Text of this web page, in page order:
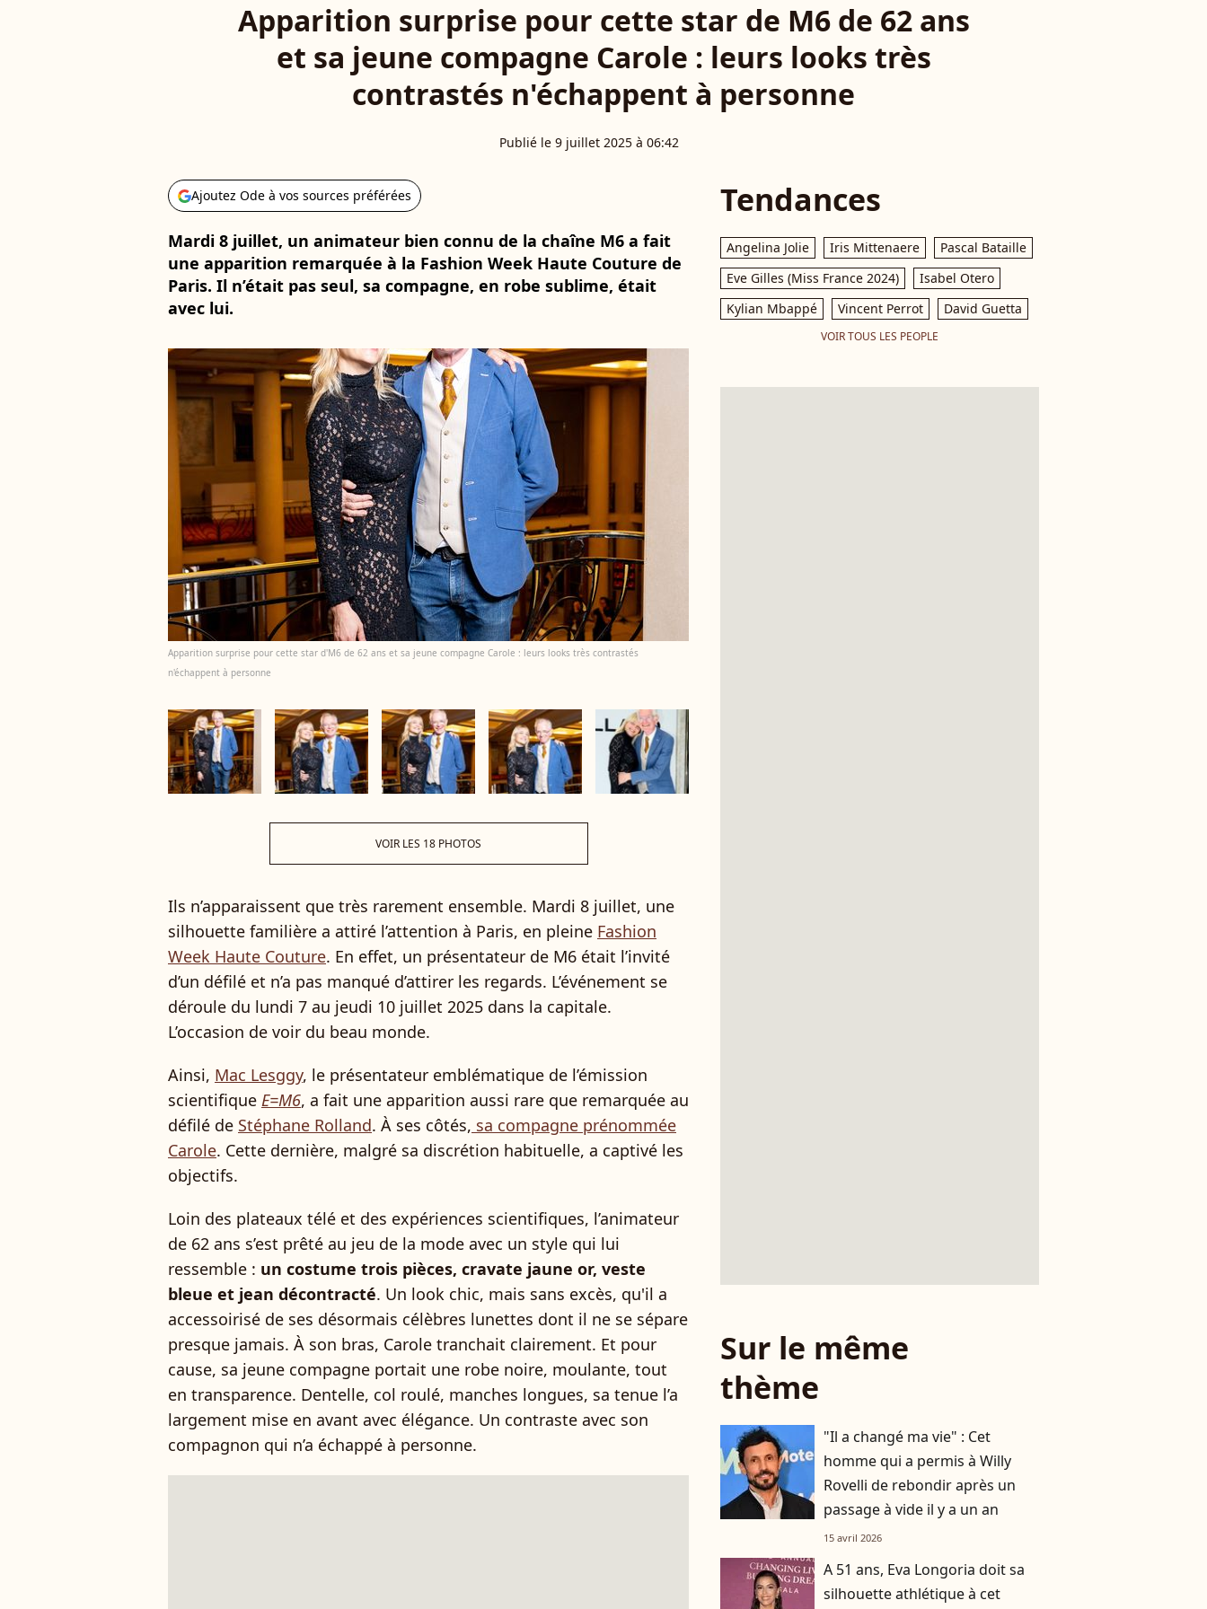
Apparition surprise pour cette star de M6 de 62 ans
et sa jeune compagne Carole : leurs looks très
contrastés n'échappent à personne
Publié le 9 juillet 2025 à 06:42
Ajoutez Ode à vos sources préférées
Mardi 8 juillet, un animateur bien connu de la chaîne M6 a fait
une apparition remarquée à la Fashion Week Haute Couture de
Paris. Il n’était pas seul, sa compagne, en robe sublime, était
avec lui.
Apparition surprise pour cette star d'M6 de 62 ans et sa jeune compagne Carole : leurs looks très contrastés
n'échappent à personne
VOIR LES 18 PHOTOS
Ils n’apparaissent que très rarement ensemble. Mardi 8 juillet, une
silhouette familière a attiré l’attention à Paris, en pleine Fashion
Week Haute Couture. En effet, un présentateur de M6 était l’invité
d’un défilé et n’a pas manqué d’attirer les regards. L’événement se
déroule du lundi 7 au jeudi 10 juillet 2025 dans la capitale.
L’occasion de voir du beau monde.
Ainsi, Mac Lesggy, le présentateur emblématique de l’émission
scientifique E=M6, a fait une apparition aussi rare que remarquée au
défilé de Stéphane Rolland. À ses côtés, sa compagne prénommée
Carole. Cette dernière, malgré sa discrétion habituelle, a captivé les
objectifs.
Loin des plateaux télé et des expériences scientifiques, l’animateur
de 62 ans s’est prêté au jeu de la mode avec un style qui lui
ressemble : un costume trois pièces, cravate jaune or, veste
bleue et jean décontracté. Un look chic, mais sans excès, qu'il a
accessoirisé de ses désormais célèbres lunettes dont il ne se sépare
presque jamais. À son bras, Carole tranchait clairement. Et pour
cause, sa jeune compagne portait une robe noire, moulante, tout
en transparence. Dentelle, col roulé, manches longues, sa tenue l’a
largement mise en avant avec élégance. Un contraste avec son
compagnon qui n’a échappé à personne.
Tendances
Angelina Jolie Iris Mittenaere
Pascal Bataille
Eve Gilles (Miss France 2024)
Isabel Otero
Kylian Mbappé
Vincent Perrot David Guetta
VOIR TOUS LES PEOPLE
Sur le même
thème
"Il a changé ma vie" : Cet
homme qui a permis à Willy
Rovelli de rebondir après un
passage à vide il y a un an
15 avril 2026
A 51 ans, Eva Longoria doit sa
silhouette athlétique à cet